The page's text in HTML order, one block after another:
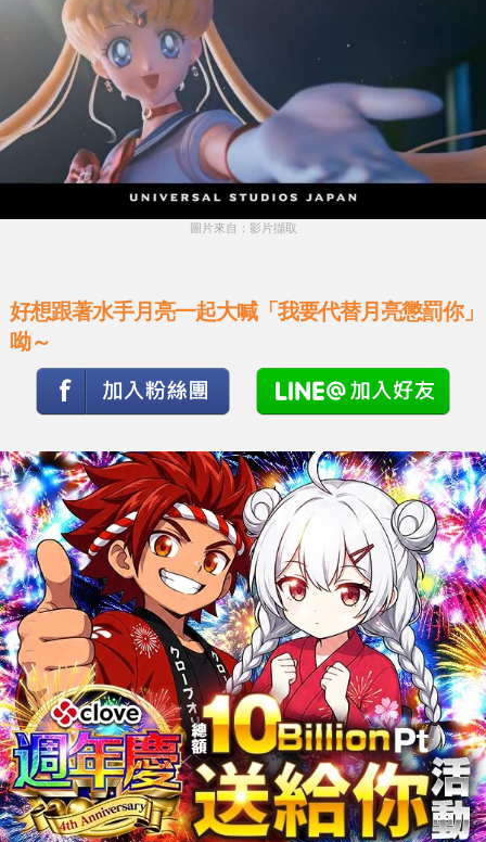
圖片來自：影片擷取
好想跟著水手月亮一起大喊「我要代替月亮懲罰你」
呦～